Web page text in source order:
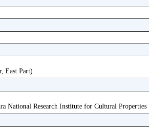
East Part)
National Research Institute for Cultural Properties